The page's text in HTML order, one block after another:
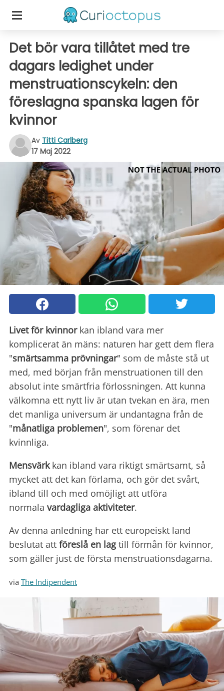
Det bör vara tillåtet med tre
dagars ledighet under
menstruationscykeln: den
föreslagna spanska lagen för
kvinnor
Av Titti Carlberg
17 Maj 2022
Livet för kvinnorkan ibland vara mer
komplicerat än mäns: naturen har gett dem flera
"smärtsamma prövningar" som de måste stå ut
med, med början från menstruationen till den
absolut inte smärtfria förlossningen. Att kunna
välkomna ett nytt liv är utan tvekan en ära, men
det manliga universum är undantagna från de
"månatliga problemen", som förenar det
kvinnliga.
Mensvärkkan ibland vara riktigt smärtsamt, så
mycket att det kan förlama, och gör det svårt,
ibland till och med omöjligt att utföra
normala vardagliga aktiviteter.
Av denna anledning har ett europeiskt land
beslutat att föreslå en lagtill förmån för kvinnor,
som gäller just de första menstruationsdagarna.
via The Indipendent